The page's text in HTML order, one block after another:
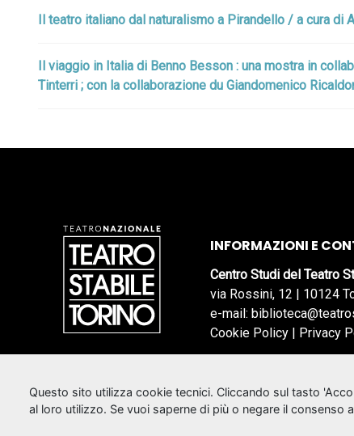
Il teatro italiano dal naturalismo a Pirandello / a cura di
Il viaggio in Italia di Benno Besson : una mostra in
Tinterri ; con la collaborazione du Giandomenico
INFORMAZIONI E
Centro Studi del Teatro
via Rossini, 12 | 10124
e-mail:
Cookie Policy | Privacy
Questo sito utilizza cookie tecnici. Cliccando sul tasto
al loro utilizzo. Se vuoi saperne di più o negare il consenso